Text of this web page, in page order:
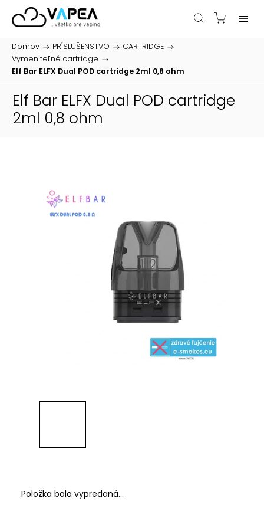
Domov / PRÍSLUŠENSTVO / CARTRIDGE /
Vymeniteľné cartridge /
Elf Bar ELFX Dual POD cartridge 2ml 0,8 ohm
Elf Bar ELFX Dual POD cartridge
2ml 0,8 ohm
Položka bola vypredaná…